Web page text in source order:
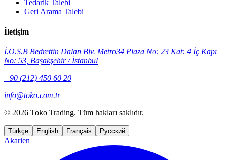
Tedarik Talebi
Geri Arama Talebi
İletişim
İ.O.S.B Bedrettin Dalan Blv. Metro34 Plaza No: 23 Kat: 4 İç Kapı
No: 53, Başakşehir / İstanbul
+90 (212) 450 60 20
info@toko.com.tr
© 2026 Toko Trading. Tüm hakları saklıdır.
Türkçe English Français Русский
Akarien